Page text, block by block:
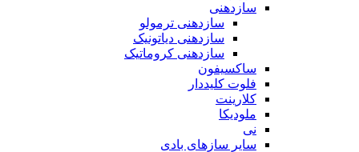
سازدهنی
سازدهنی ترمولو
سازدهنی دیاتونیک
سازدهنی کروماتیک
ساکسیفون
فلوت کلیددار
کلارینت
ملودیکا
نی
سایر سازهای بادی